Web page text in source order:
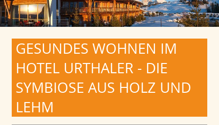
GESUNDES WOHNEN IM
HOTEL URTHALER - DIE
SYMBIOSE AUS HOLZ UND
LEHM